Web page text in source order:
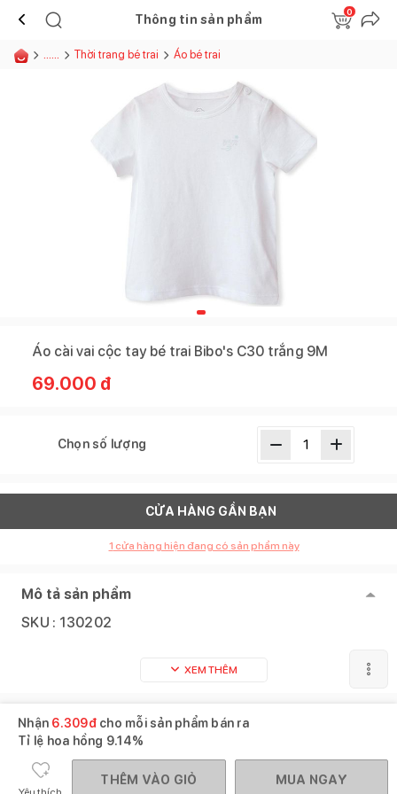
Thông tin sản phẩm
0
...... Thời trang bé trai Áo bé trai
Áo cài vai cộc tay bé trai Bibo's C30 trắng 9M
69.000 đ
Chọn số lượng
CỬA HÀNG GẦN BẠN
1 cửa hàng hiện đang có sản phẩm này
Mô tả sản phẩm
SKU : 130202
XEM THÊM
Nhận 6.309đcho mỗi sản phẩm bán ra
Tỉ lệ hoa hồng 9.14%
THÊM VÀO GIỎ MUA NGAY